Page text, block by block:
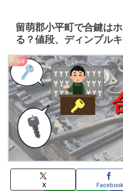
留萌郡小平町で合鍵は
る？値段、ディンプル
北海道
X Facebook